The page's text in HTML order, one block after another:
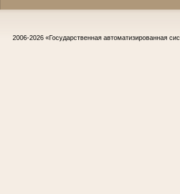
2006-2026 «Государственная автоматизированная